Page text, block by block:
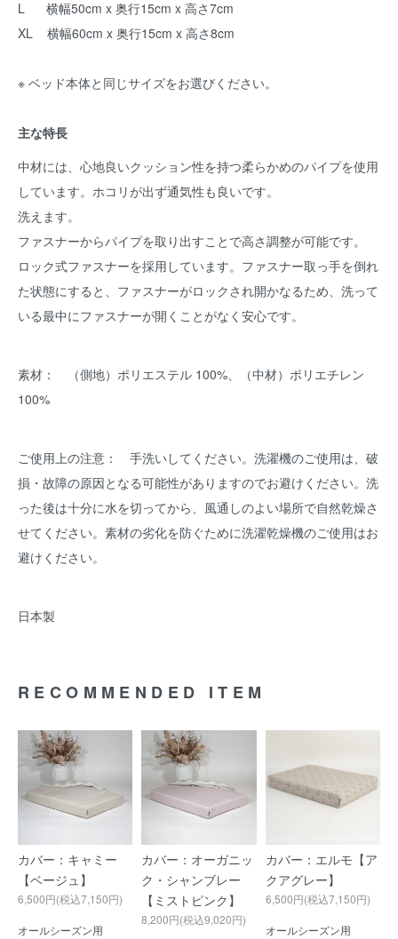
L 横幅50cm x 奥行15cm x 高さ7cm
XL 横幅60cm x 奥行15cm x 高さ8cm
※ ベッド本体と同じサイズをお選びください。
主な特長
中材には、心地良いクッション性を持つ柔らかめのパイプを使用
しています。ホコリが出ず通気性も良いです。
洗えます。
ファスナーからパイプを取り出すことで高さ調整が可能です。
ロック式ファスナーを採用しています。ファスナー取っ手を倒れ
た状態にすると、ファスナーがロックされ開かなるため、洗って
いる最中にファスナーが開くことがなく安心です。
素材： （側地）ポリエステル 100%、（中材）ポリエチレン
100%
ご使用上の注意： 手洗いしてください。洗濯機のご使用は、破
損・故障の原因となる可能性がありますのでお避けください。洗
った後は十分に水を切ってから、風通しのよい場所で自然乾燥さ
せてください。素材の劣化を防ぐために洗濯乾燥機のご使用はお
避けください。
日本製
RECOMMENDED ITEM
カバー：キャミー
【ベージュ】
6,500円(税込7,150円)
オールシーズン用
カバー：オーガニッ
ク・シャンブレー
【ミストピンク】
8,200円(税込9,020円)
カバー：エルモ【ア
クアグレー】
6,500円(税込7,150円)
オールシーズン用